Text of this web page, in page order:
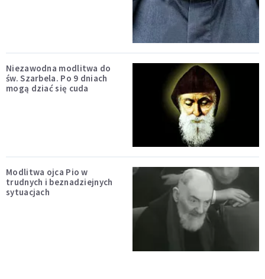
Niezawodna modlitwa do
św. Szarbela. Po 9 dniach
mogą dziać się cuda
Modlitwa ojca Pio w
trudnych i beznadziejnych
sytuacjach